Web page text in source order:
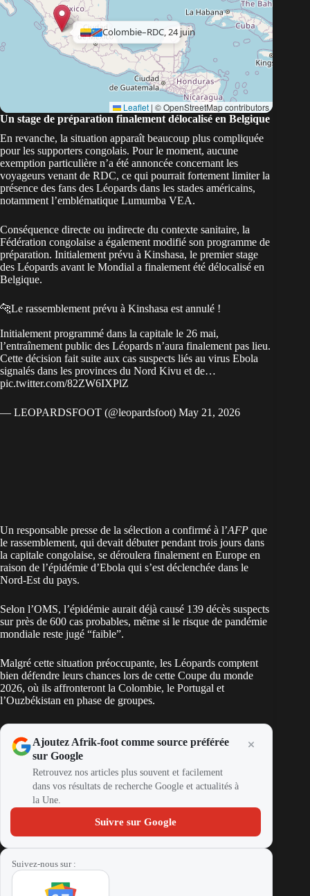
Colombie–RDC, 24 juin
Leaflet | © OpenStreetMap contributors
Un stage de préparation finalement délocalisé en Belgique
En revanche, la situation apparaît beaucoup plus compliquée
pour les supporters congolais. Pour le moment, aucune
exemption particulière n’a été annoncée concernant les
voyageurs venant de RDC, ce qui pourrait fortement limiter la
présence des fans des Léopards dans les stades américains,
notamment l’emblématique Lumumba VEA.
Conséquence directe ou indirecte du contexte sanitaire, la
Fédération congolaise a également modifié son programme de
préparation. Initialement prévu à Kinshasa, le premier stage
des Léopards avant le Mondial a finalement été délocalisé en
Belgique.
🐆Le rassemblement prévu à Kinshasa est annulé !
Initialement programmé dans la capitale le 26 mai,
l’entraînement public des Léopards n’aura finalement pas lieu.
Cette décision fait suite aux cas suspects liés au virus Ebola
signalés dans les provinces du Nord Kivu et de…
pic.twitter.com/82ZW6IXPlZ
— LEOPARDSFOOT (@leopardsfoot) May 21, 2026
Un responsable presse de la sélection a confirmé à l’AFP que
le rassemblement, qui devait débuter pendant trois jours dans
la capitale congolaise, se déroulera finalement en Europe en
raison de l’épidémie d’Ebola qui s’est déclenchée dans le
Nord-Est du pays.
Selon l’OMS, l’épidémie aurait déjà causé 139 décès suspects
sur près de 600 cas probables, même si le risque de pandémie
mondiale reste jugé “faible”.
Malgré cette situation préoccupante, les Léopards comptent
bien défendre leurs chances lors de cette Coupe du monde
2026, où ils affronteront la Colombie, le Portugal et
l’Ouzbékistan en phase de groupes.
Ajoutez Afrik-foot comme source préférée
sur Google
Retrouvez nos articles plus souvent et facilement
dans vos résultats de recherche Google et actualités à
la Une.
Suivre sur Google
Suivez-nous sur :